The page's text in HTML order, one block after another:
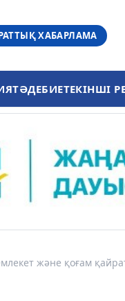
ХАБАРЛАМА
ӘДЕБИЕТЕКІНШІ
және қоғам